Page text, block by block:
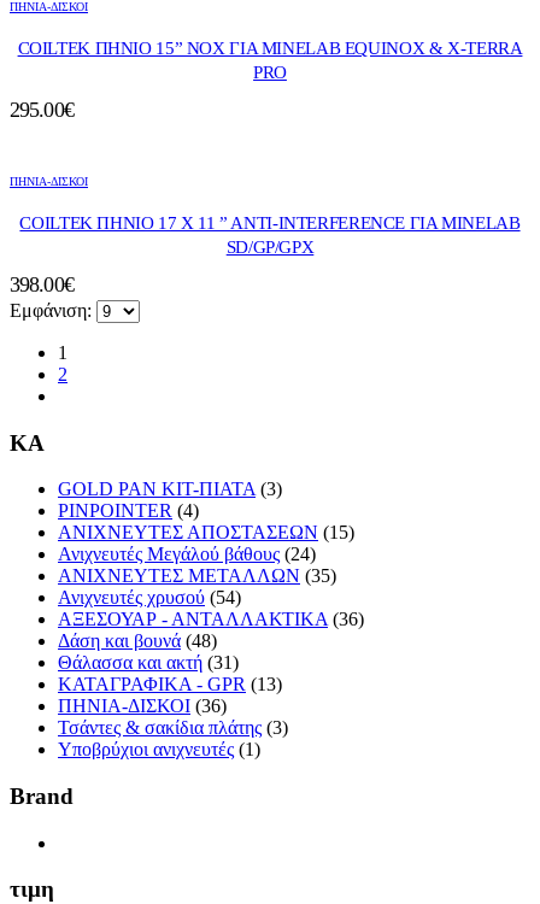
ΠΗΝΙΑ-ΔΙΣΚΟΙ
COILTEK ΠΗΝΙΟ 15” ΝΟΧ ΓΙΑ ΜΙΝΕLAB EQUINOX & X-TERRA
PRO
295.00€
ΠΗΝΙΑ-ΔΙΣΚΟΙ
COILTEK ΠΗΝΙΟ 17 X 11 ” ANTI-INTERFERENCE ΓΙΑ MINELAB
SD/GP/GPX
398.00€
Εμφάνιση:
1
2
KA
GOLD PAN KIT-ΠΙΑΤΑ (3)
PINPOINTER (4)
ΑΝΙΧΝΕΥΤΕΣ ΑΠΟΣΤΑΣΕΩΝ (15)
Ανιχνευτές Μεγάλού βάθους (24)
ΑΝΙΧΝΕΥΤΕΣ ΜΕΤΑΛΛΩΝ (35)
Ανιχνευτές χρυσού (54)
ΑΞΕΣΟΥΑΡ - ΑΝΤΑΛΛΑΚΤΙΚΑ (36)
Δάση και βουνά (48)
Θάλασσα και ακτή (31)
ΚΑΤΑΓΡΑΦΙΚΑ - GPR (13)
ΠΗΝΙΑ-ΔΙΣΚΟΙ (36)
Τσάντες & σακίδια πλάτης (3)
Υποβρύχιοι ανιχνευτές (1)
Brand
τιμη